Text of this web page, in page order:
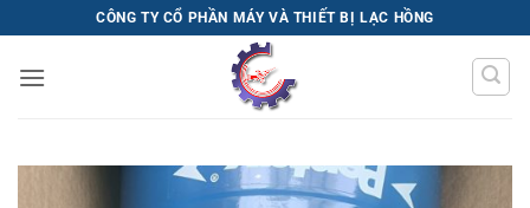
qua
nội
CÔNG TY CỔ PHẦN MÁY VÀ THIẾT BỊ LẠC HỒNG